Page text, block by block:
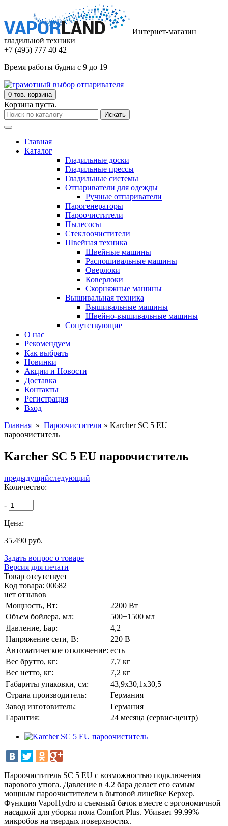
Интернет-магазин
гладильной техники
+7 (495) 777 40 42
Время работы будни с 9 до 19
0 тов. корзина
Корзина пуста.
Искать
Главная
Каталог
Гладильные доски
Гладильные прессы
Гладильные системы
Отпариватели для одежды
Ручные отпариватели
Парогенераторы
Пароочистители
Пылесосы
Стеклоочистители
Швейная техника
Швейные машины
Распошивальные машины
Оверлоки
Коверлоки
Скорняжные машины
Вышивальная техника
Вышивальные машины
Швейно-вышивальные машины
Сопутствующие
О нас
Рекомендуем
Как выбрать
Новинки
Акции и Новости
Доставка
Контакты
Регистрация
Вход
Главная » Пароочистители » Karcher SC 5 EU
пароочиститель
Karcher SC 5 EU пароочиститель
предыдущийследующий
Количество:
- +
Цена:
35.490 руб.
Задать вопрос о товаре
Версия для печати
Товар отсутствует
Код товара: 00682
нет отзывов
Мощность, Вт:
2200 Вт
Объем бойлера, мл:
500+1500 мл
Давление, Бар:
4,2
Напряжение сети, В:
220 В
Автоматическое отключение: есть
Вес брутто, кг:
7,7 кг
Вес нетто, кг:
7,2 кг
Габариты упаковки, см:
43,9x30,1x30,5
Страна производитель:
Германия
Завод изготовитель:
Германия
Гарантия:
24 месяца (сервис-центр)
Пароочиститель SC 5 EU с возможностью подключения
парового утюга. Давление в 4.2 бара делает его самым
мощным пароочистителем в бытовой линейке Керхер.
Функция VapoHydro и съемный бачок вместе с эргономичной
насадкой для уборки пола Comfort Plus. Убивает 99.99%
микробов на твердых поверхностях.